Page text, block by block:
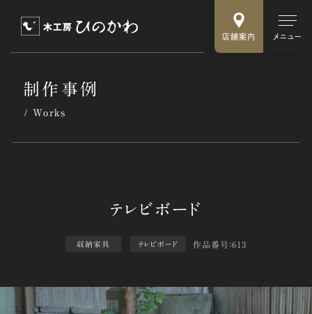
店舗案内 メニュー
制作事例
Works
収納家具 テレビボード 作品番号：613